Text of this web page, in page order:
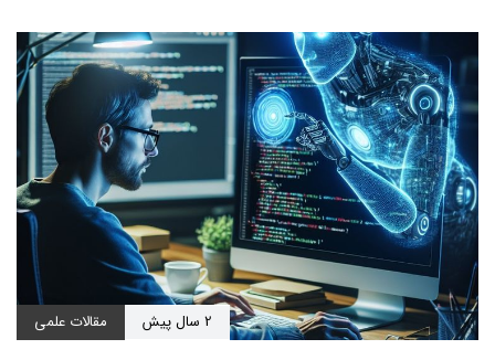
2 سال پیش مقالات علمی